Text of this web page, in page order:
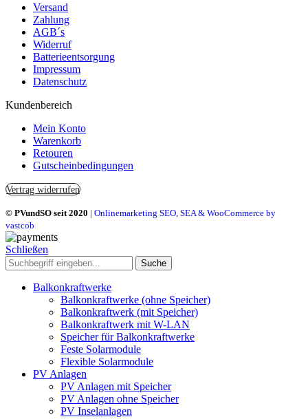
Versand
Zahlung
AGB´s
Widerruf
Batterieentsorgung
Impressum
Datenschutz
Kundenbereich
Mein Konto
Warenkorb
Retouren
Gutscheinbedingungen
Vertrag widerrufen
© PVundSO seit 2020 | Onlinemarketing SEO, SEA & WooCommerce by
vastcob
Schließen
Suche
Balkonkraftwerke
Balkonkraftwerke (ohne Speicher)
Balkonkraftwerk (mit Speicher)
Balkonkraftwerk mit W-LAN
Speicher für Balkonkraftwerke
Feste Solarmodule
Flexible Solarmodule
PV Anlagen
PV Anlagen mit Speicher
PV Anlagen ohne Speicher
PV Inselanlagen